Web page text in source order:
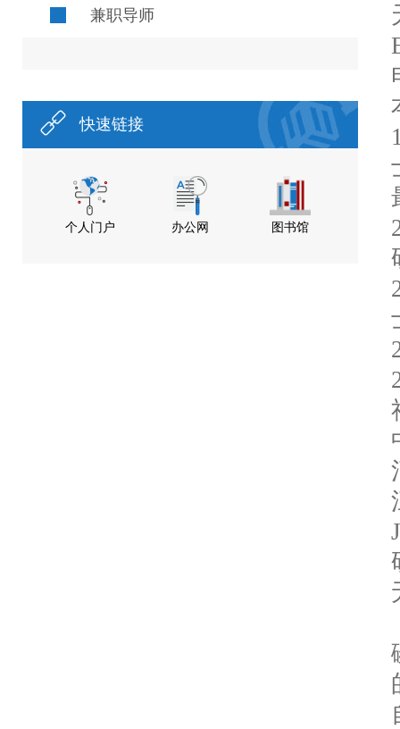
兼职导师
快速链接
个人门户 办公网 图书馆